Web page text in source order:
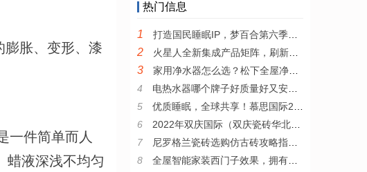
膨胀、变形、漆
一件简单而人
蜡液深浅不均匀
热门信息
1 打造国民睡眠IP，梦百合第六季全民试睡节引领0压睡眠新风尚
2 火星人全新集成产品矩阵，刷新集成厨电产品新高度
3
家用净水器怎么选？松下全屋净水系统值得推荐
4
电热水器哪个牌子好质量好又安全？耐用安全的电热水器推荐
5
优质睡眠，全球共享！慕思国际2022年全新品牌宣传片发布
6
2022年双庆国际（双庆瓷砖华北区）核心战略伙伴峰会圆满举行
7
尼罗格兰瓷砖选购仿古砖攻略指南，教你从小白变“砖”家
8
全屋智能家装西门子效果，拥有西门子整套智能家居是什么体验